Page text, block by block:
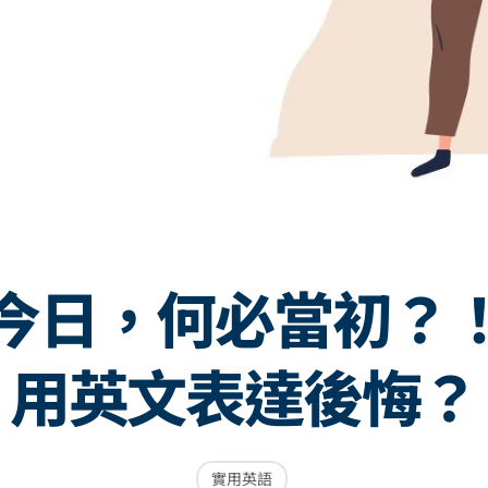
日，何必當初？
用英文表達後悔？
實用英語